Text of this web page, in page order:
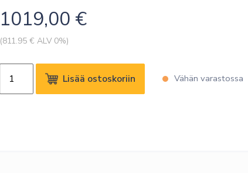
1019,00 €
(811.95 € ALV 0%)
Vähän varastossa
PD2725U
Lisää ostoskoriin